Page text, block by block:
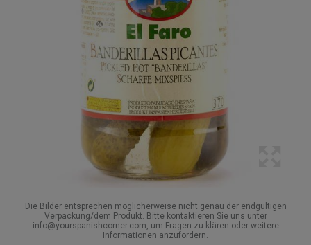
Die Bilder entsprechen möglicherweise nicht genau der endgültigen
Verpackung/dem Produkt. Bitte kontaktieren Sie uns unter
info@yourspanishcorner.com, um Fragen zu klären oder weitere
Informationen anzufordern.